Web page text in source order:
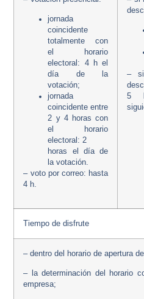
jornada
coincidente
totalmente con
el horario
electoral: 4 h el
día de la
votación;
jornada
coincidente entre
2 y 4 horas con
el horario
electoral: 2
horas el día de
la votación.
– voto por correo: hasta
4 h.
– si
5
Tiempo de disfrute
– dentro del horario de apertura
– la determinación del horario
empresa;